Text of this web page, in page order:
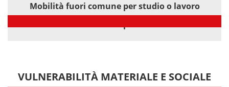
Mobilità fuori comune per studio o lavoro
VULNERABILITÀ MATERIALE E SOCIALE